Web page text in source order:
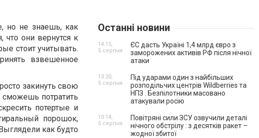
но не знаешь, как
они вернутся к
стоит учитывать.
взвешенное
закинуть свою
сможешь потратить
потертые и
порошок,
как будто
Останні новини
ЄС дасть Україні 1,4 млрд євро з
заморожених активів РФ після нічної
атаки
14:15,
5 серпня
Під ударами один з найбільших
розподільчих центрів Wildberries та
НПЗ . Безпілотники масовано
атакували росію
13:20,
5 серпня
Повітряні сили ЗСУ озвучили деталі
нічного обстрілу : з десятків ракет –
жодної збитої
10:14,
5 серпня